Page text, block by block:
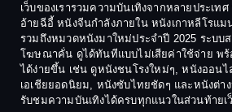
Culture
Dance เต้น
Dark Comedy ตลกร้าย
1974
1972
1970
1968
เว็บของเรารวมความบันเทิงจากหลายประเท
อ้ายฉีอี้ หนังจีนกำลังภายใน หนังเกาหลีโรแ
รวมถึงหมวดหนังมาใหม่ประจำปี 2025 ระบบ
โฆษณาคั่น ดูได้ทันทีแบบไม่เสียค่าใช้จ่าย พ
ได้ง่ายขึ้น เช่น ดูหนังชนโรงใหม่ๆ, หนังออน
เอเชียยอดนิยม, หนังซับไทยชัดๆ และหนังต่าง
รับชมความบันเทิงได้ครบทุกแนวในส่วนท้ายเว็